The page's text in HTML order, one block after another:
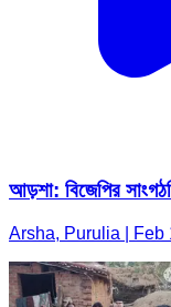
আড়শা: বিজেপির
Arsha, Purulia | Feb